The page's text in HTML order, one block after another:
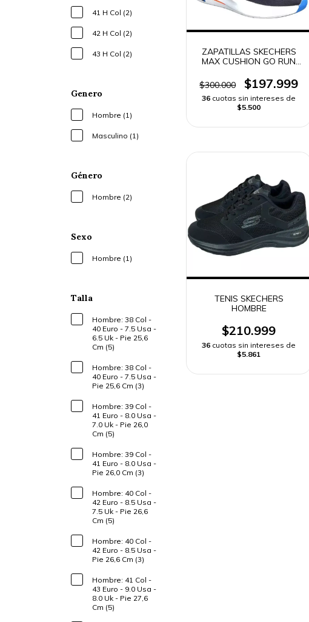
41 H Col (2)
42 H Col (2)
43 H Col (2)
Genero
Hombre (1)
Masculino (1)
Género
Hombre (2)
Sexo
Hombre (1)
Talla
Hombre: 38 Col -
40 Euro - 7.5 Usa -
6.5 Uk - Pie 25,6
Cm (5)
Hombre: 38 Col -
40 Euro - 7.5 Usa -
Pie 25,6 Cm (3)
Hombre: 39 Col -
41 Euro - 8.0 Usa -
7.0 Uk - Pie 26,0
Cm (5)
Hombre: 39 Col -
41 Euro - 8.0 Usa -
Pie 26,0 Cm (3)
Hombre: 40 Col -
42 Euro - 8.5 Usa -
7.5 Uk - Pie 26,6
Cm (5)
Hombre: 40 Col -
42 Euro - 8.5 Usa -
Pie 26,6 Cm (3)
Hombre: 41 Col -
43 Euro - 9.0 Usa -
8.0 Uk - Pie 27,6
Cm (5)
ZAPATILLAS SKECHERS
MAX CUSHION GO RUN
$300.000
$197.999
36 cuotas sin intereses de
$5.500
TENIS SKECHERS
HOMBRE
$210.999
36 cuotas sin intereses de
$5.861